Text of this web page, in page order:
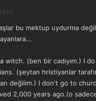
bu mektup uydurma
witch. (ben bir cadıyım.) I
(şeytan hristiyanlar
değilim.) I don't go to
2,000 years ago.(o